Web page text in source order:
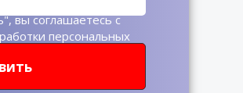
вы соглашаетесь с
персональных